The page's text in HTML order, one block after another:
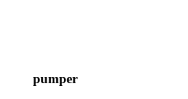
pumper